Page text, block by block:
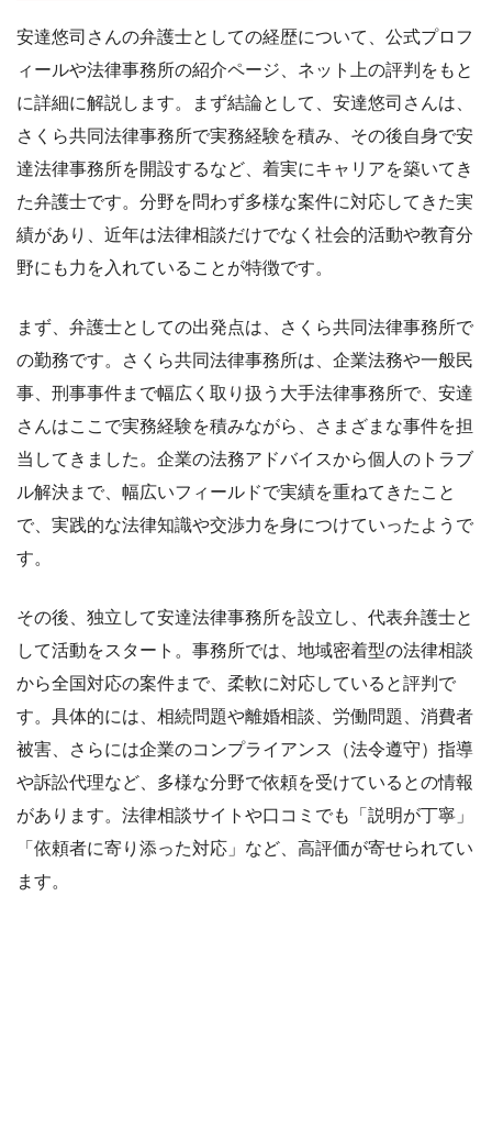
安達悠司さんの弁護士としての経歴について、公式プロフ
ィールや法律事務所の紹介ページ、ネット上の評判をもと
に詳細に解説します。まず結論として、安達悠司さんは、
さくら共同法律事務所で実務経験を積み、その後自身で安
達法律事務所を開設するなど、着実にキャリアを築いてき
た弁護士です。分野を問わず多様な案件に対応してきた実
績があり、近年は法律相談だけでなく社会的活動や教育分
野にも力を入れていることが特徴です。
まず、弁護士としての出発点は、さくら共同法律事務所で
の勤務です。さくら共同法律事務所は、企業法務や一般民
事、刑事事件まで幅広く取り扱う大手法律事務所で、安達
さんはここで実務経験を積みながら、さまざまな事件を担
当してきました。企業の法務アドバイスから個人のトラブ
ル解決まで、幅広いフィールドで実績を重ねてきたこと
で、実践的な法律知識や交渉力を身につけていったようで
す。
その後、独立して安達法律事務所を設立し、代表弁護士と
して活動をスタート。事務所では、地域密着型の法律相談
から全国対応の案件まで、柔軟に対応していると評判で
す。具体的には、相続問題や離婚相談、労働問題、消費者
被害、さらには企業のコンプライアンス（法令遵守）指導
や訴訟代理など、多様な分野で依頼を受けているとの情報
があります。法律相談サイトや口コミでも「説明が丁寧」
「依頼者に寄り添った対応」など、高評価が寄せられてい
ます。